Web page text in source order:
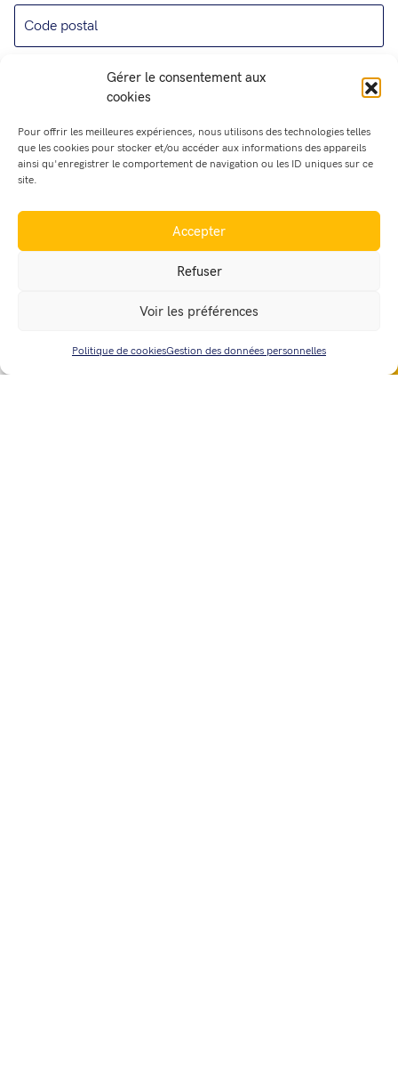
Gérer le consentement aux
cookies
Pour offrir les meilleures expériences, nous utilisons des technologies telles
que les cookies pour stocker et/ou accéder aux informations des appareils
ainsi qu'enregistrer le comportement de navigation ou les ID uniques sur ce
site.
Accepter
Refuser
Voir les préférences
Politique de cookiesGestion des données personnelles
Code postal
Je suis intéressé(e) par
Message
saisies soient utilisées par l’entreprise pour me contacter.
personnelles
ETUDIER MON PROJET